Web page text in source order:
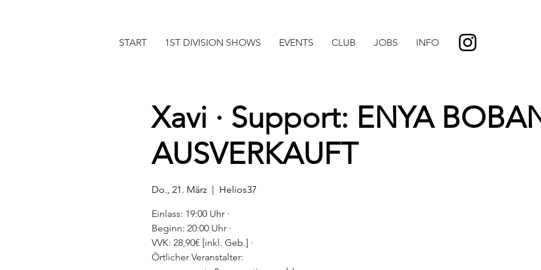
START 1ST DIVISION SHOWS EVENTS CLUB JOBS INFO
Xavi · Support: ENYA
AUSVERKAUFT
Do., 21. März
  |
Helios37
Einlass: 19:00 Uhr ·
Beginn: 20:00 Uhr ·
VVK: 28,90€ [inkl. Geb.] ·
Örtlicher Veranstalter: